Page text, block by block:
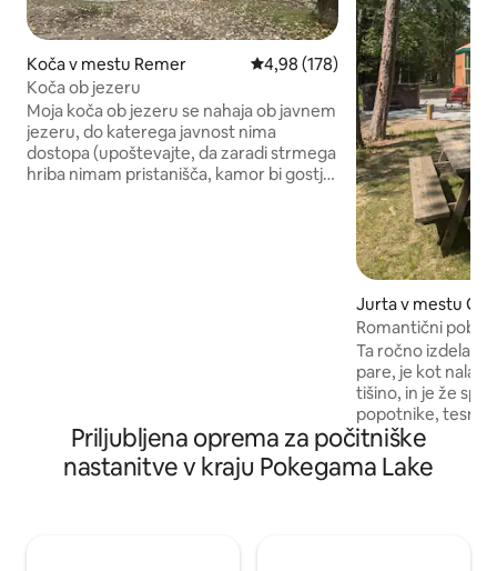
Koča v mestu Remer Povprečna ocena: 4,98 od 5, št.
4,98 (178)
Koča ob jezeru
Moja koča ob jezeru se nahaja ob javnem
jezeru, do katerega javnost nima
dostopa (upoštevajte, da zaradi strmega
hriba nimam pristanišča, kamor bi gostje
Jurta v mestu
Romantični
Ta ročno izdelana
pare, je kot
tišino, in je že
popotnike, tesne
otroki. Uživajte v
je na voljo vse
omogoča pogled
Priljubljena oprema za počitniške
nastanitve v kraju Pokegama Lake